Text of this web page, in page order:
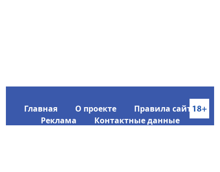
Главная О проекте
Правила сайта
Реклама
Контактные данные